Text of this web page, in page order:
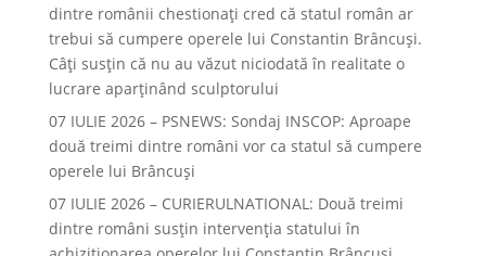
dintre românii chestionați cred că statul român ar
trebui să cumpere operele lui Constantin Brâncuși.
Câți susțin că nu au văzut niciodată în realitate o
lucrare aparținând sculptorului
07 IULIE 2026 – PSNEWS: Sondaj INSCOP: Aproape
două treimi dintre români vor ca statul să cumpere
operele lui Brâncuși
07 IULIE 2026 – CURIERULNATIONAL: Două treimi
dintre români susțin intervenția statului în